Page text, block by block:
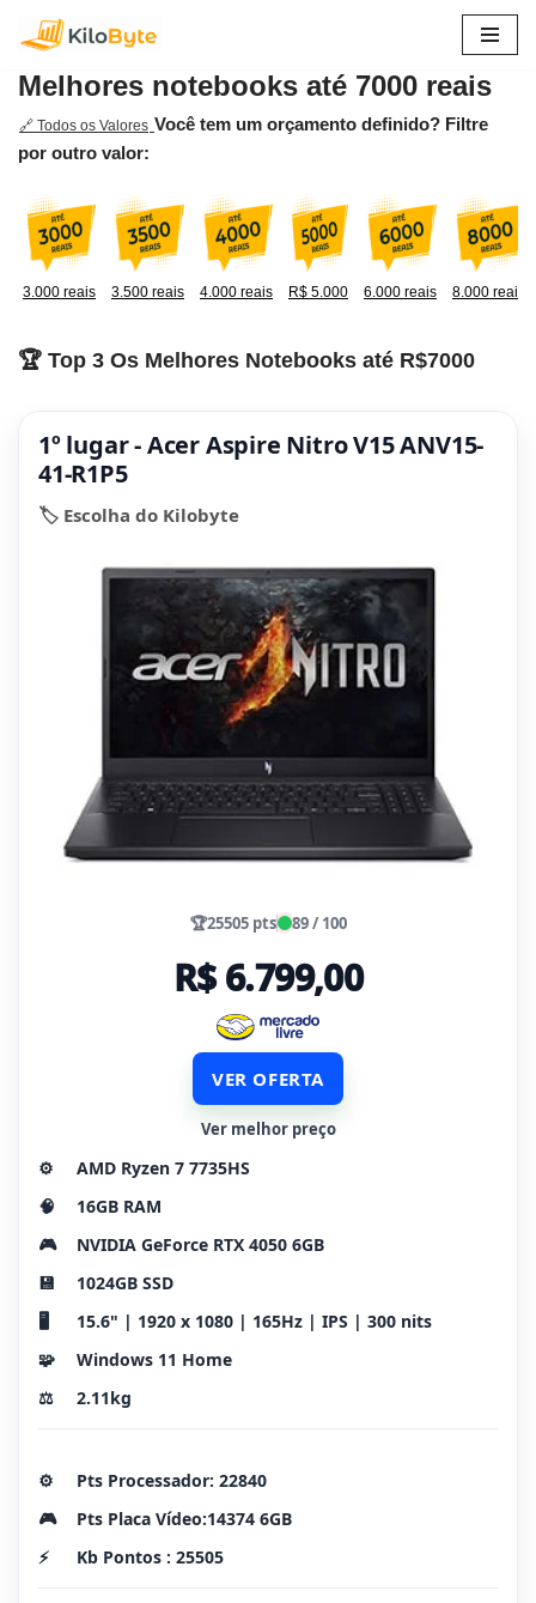
para
o
conteúdo
Melhores notebooks até 7000 reais
🔗 Todos os Valores Você tem um orçamento definido? Filtre
por outro valor:
3.000 reais 3.500 reais 4.000 reais R$ 5.000 6.000 reais 8.000 reais
🏆 Top 3 Os Melhores Notebooks até R$7000
1º lugar - Acer Aspire Nitro V15 ANV15-
41-R1P5
🏷️ Escolha do Kilobyte
🏆25505 pts 89 / 100
R$ 6.799,00
VER OFERTA
Ver melhor preço
⚙️
AMD Ryzen 7 7735HS
🧠
16GB RAM
🎮
NVIDIA GeForce RTX 4050 6GB
💾
1024GB SSD
🖥️
15.6" | 1920 x 1080 | 165Hz | IPS | 300 nits
🧩
Windows 11 Home
⚖️
2.11kg
⚙️
Pts Processador: 22840
🎮
Pts Placa Vídeo:14374 6GB
⚡
Kb Pontos : 25505